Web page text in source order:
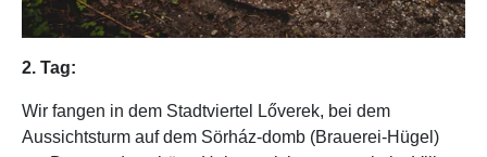
2. Tag:
Wir fangen in dem Stadtviertel Lőverek, bei dem
Aussichtsturm auf dem Sörház-domb (Brauerei-Hügel)